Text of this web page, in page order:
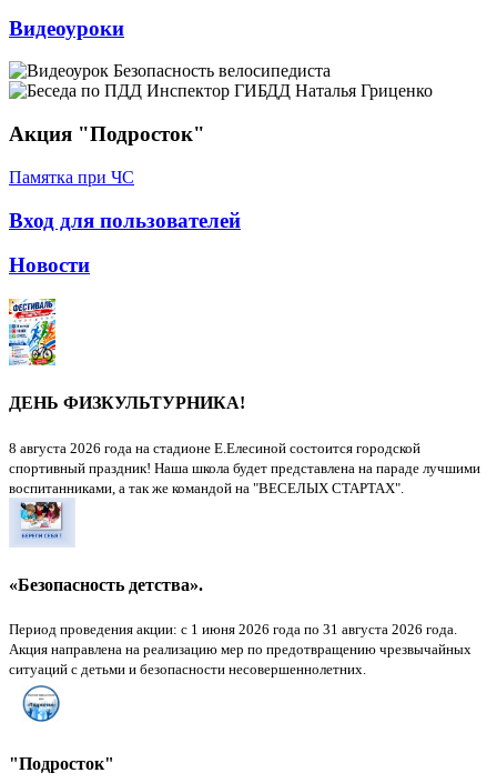
Видеоуроки
Акция "Подросток"
Памятка при ЧС
Вход для пользователей
Новости
ДЕНЬ ФИЗКУЛЬТУРНИКА!
8 августа 2026 года на стадионе Е.Елесиной состоится городской
спортивный праздник! Наша школа будет представлена на параде лучшими
воспитанниками, а так же командой на "ВЕСЕЛЫХ СТАРТАХ".
«Безопасность детства».
Период проведения акции: с 1 июня 2026 года по 31 августа 2026 года.
Акция направлена на реализацию мер по предотвращению чрезвычайных
ситуаций с детьми и безопасности несовершеннолетних.
"Подросток"